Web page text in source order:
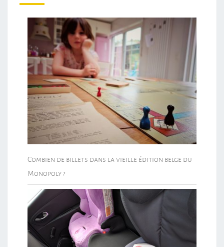
Combien de billets dans la vieille édition belge du
Monopoly ?